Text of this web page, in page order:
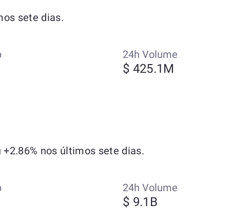
sete dias.
24h Volume
$ 425.1M
nos últimos sete dias.
24h Volume
$ 9.1B